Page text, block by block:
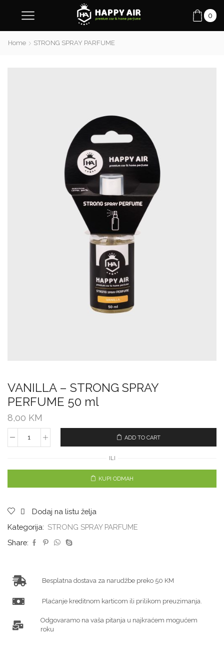
0
Home STRONG SPRAY PARFUME
VANILLA – STRONG SPRAY
PERFUME 50 ml
8,00 KM
ADD TO CART
ILI
KUPI ODMAH
Dodaj na listu želja
Kategorija: STRONG SPRAY PARFUME
Share:
Besplatna dostava za narudžbe preko 50 KM
Plaćanje kreditnom karticom ili prilikom preuzimanja.
Odgovaramo na vaša pitanja u najkraćem mogućem
roku